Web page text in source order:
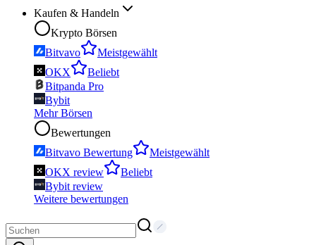
Kaufen & Handeln
Krypto Börsen
Bitvavo
Meistgewählt
OKX
Beliebt
Bitpanda Pro
Bybit
Mehr Börsen
Bewertungen
Bitvavo Bewertung
Meistgewählt
OKX review
Beliebt
Bybit review
Weitere bewertungen